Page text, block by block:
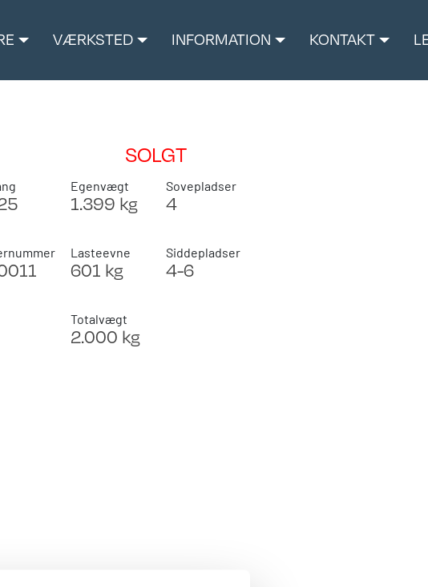
VÆRKSTED INFORMATION KONTAKT
SOLGT
Egenvægt
1.399 kg
Lasteevne
601 kg
Totalvægt
2.000 kg
Sovepladser
4
Siddepladser
4-6